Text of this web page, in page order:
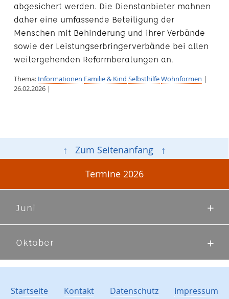
abgesichert werden. Die Dienstanbieter mahnen
daher eine umfassende Beteiligung der
Menschen mit Behinderung und ihrer Verbände
sowie der Leistungserbringerverbände bei allen
weitergehenden Reformberatungen an.
Thema: Informationen Familie & Kind SelbsthilfeWohnformen |
26.02.2026 |
↑ Zum Seitenanfang ↑
Termine 2026
Juni
Oktober
Startseite Kontakt Datenschutz
Impressum